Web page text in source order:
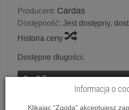
Producent: Cardas
Dostępność: Jest dostępny,
Historia ceny
Dostępne długości:
2 x 0.5 m
Informacja o
Klikając “Zgoda” akceptujesz